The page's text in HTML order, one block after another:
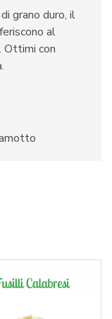
grano duro, il
al
Ottimi con